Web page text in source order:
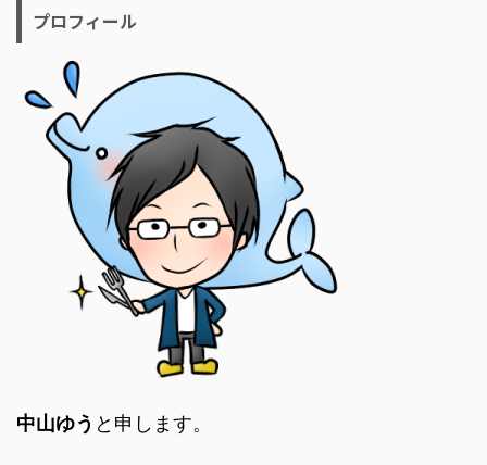
プロフィール
中山ゆう と申します。